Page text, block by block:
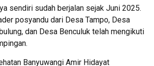
sendiri sudah berjalan sejak Juni 2025.
posyandu dari Desa Tampo, Desa
dan Desa Benculuk telah mengikuti
Banyuwangi Amir Hidayat